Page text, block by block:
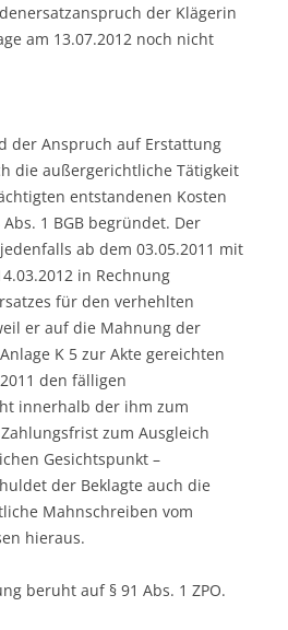
der Klägerin
am 13.07.2012 noch nicht
der Anspruch auf Erstattung
die außergerichtliche Tätigkeit
entstandenen Kosten
1 BGB begründet. Der
ab dem 03.05.2011 mit
in Rechnung
für den verhehlten
er auf die Mahnung der
K 5 zur Akte gereichten
den fälligen
innerhalb der ihm zum
zum Ausgleich
Gesichtspunkt –
der Beklagte auch die
Mahnschreiben vom
hieraus.
beruht auf § 91 Abs. 1 ZPO.